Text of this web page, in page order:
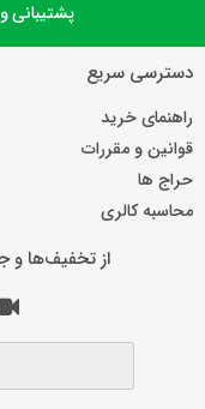
دسترسی سریع
راهنمای خرید
قوانین و مقررات
حراج ها
محاسبه کالری
از تخفیف‌ها و